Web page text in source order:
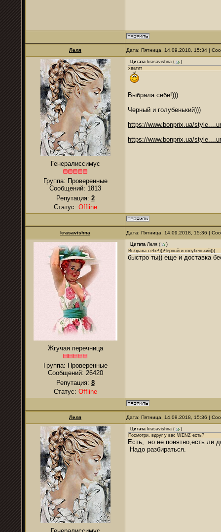
Леля Дата: Пятница, 14.09.2018, 15:34 |
Генералиссимус
Группа: Проверенные
Сообщений: 1813
Репутация: 2
Статус: Offline
Цитата krasavishna (
)
хватит
Выбрала себе!)))
Черный и голубенький)))
https://www.bonprix.ua/
https://www.bonprix.ua/
krasavishna Дата: Пятница, 14.09.2018, 15:36 |
Жгучая перечница
Группа: Проверенные
Сообщений: 26420
Репутация: 8
Статус: Offline
Цитата Леля (
)
Выбрала себе!)))Черный и голубенький)))
быстро ты)) еще и доставка
Леля Дата: Пятница, 14.09.2018, 15:36 |
Цитата krasavishna (
)
Посмотри, вдруг у вас WENZ есть?
Есть, но не понятно,есть ли
Надо разбираться.